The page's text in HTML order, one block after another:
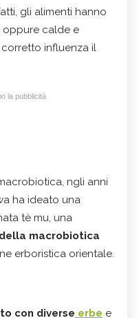
gli alimenti hanno
oppure calde e
influenza il
la pubblicità
ngli anni
ha ideato una
tè mu, una
macrobiotica
erboristica orientale.
con diverse erbe e